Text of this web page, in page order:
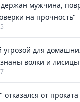
мужчина,
на прочность"
угрозой для
волки и лисицы
от